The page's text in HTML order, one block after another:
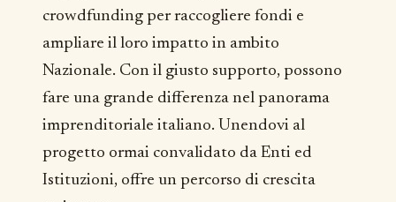
crowdfunding per raccogliere fondi e
ampliare il loro impatto in ambito
Nazionale. Con il giusto supporto, possono
fare una grande differenza nel panorama
imprenditoriale italiano. Unendovi al
progetto ormai convalidato da Enti ed
Istituzioni, offre un percorso di crescita